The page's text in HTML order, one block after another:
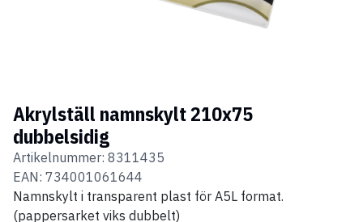
Akrylställ namnskylt 210x75
dubbelsidig
Artikelnummer: 8311435
EAN: 734001061644
Namnskylt i transparent plast för A5L format.
(pappersarket viks dubbelt)